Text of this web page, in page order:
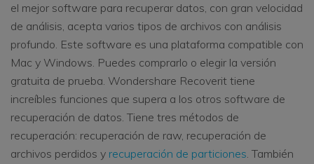
el mejor software para recuperar datos, con gran velocidad
de análisis, acepta varios tipos de archivos con análisis
profundo. Este software es una plataforma compatible con
Mac y Windows. Puedes comprarlo o elegir la versión
gratuita de prueba. Wondershare Recoverit tiene
increíbles funciones que supera a los otros software de
recuperación de datos. Tiene tres métodos de
recuperación: recuperación de raw, recuperación de
archivos perdidos y recuperación de particiones. También